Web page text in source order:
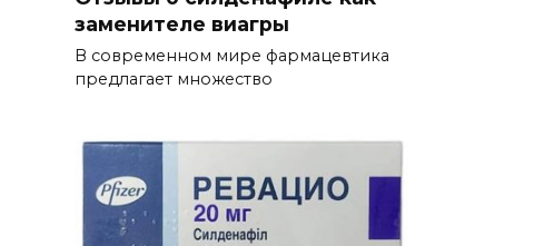
заменителе виагры
В современном мире фармацевтика
предлагает множество